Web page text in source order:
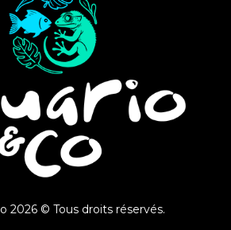
2026 © Tous droits réservés.